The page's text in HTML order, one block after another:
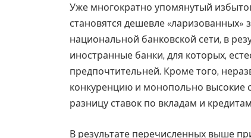
Уже многократно упомянутый
становятся дешевле «ларизованных»
национальной банковской сети, в
иностранные банки, для которых,
предпочтительней. Кроме того,
конкуренцию и монопольно высокие
разницу ставок по вкладам и
В результате перечисленных выше